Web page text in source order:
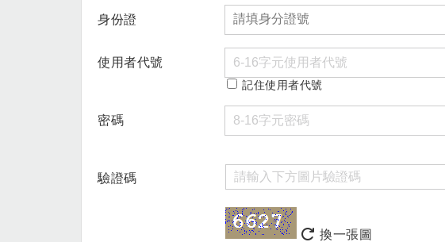
身份證
使用者代號
記住使用者代號
密碼
驗證碼
換一張圖